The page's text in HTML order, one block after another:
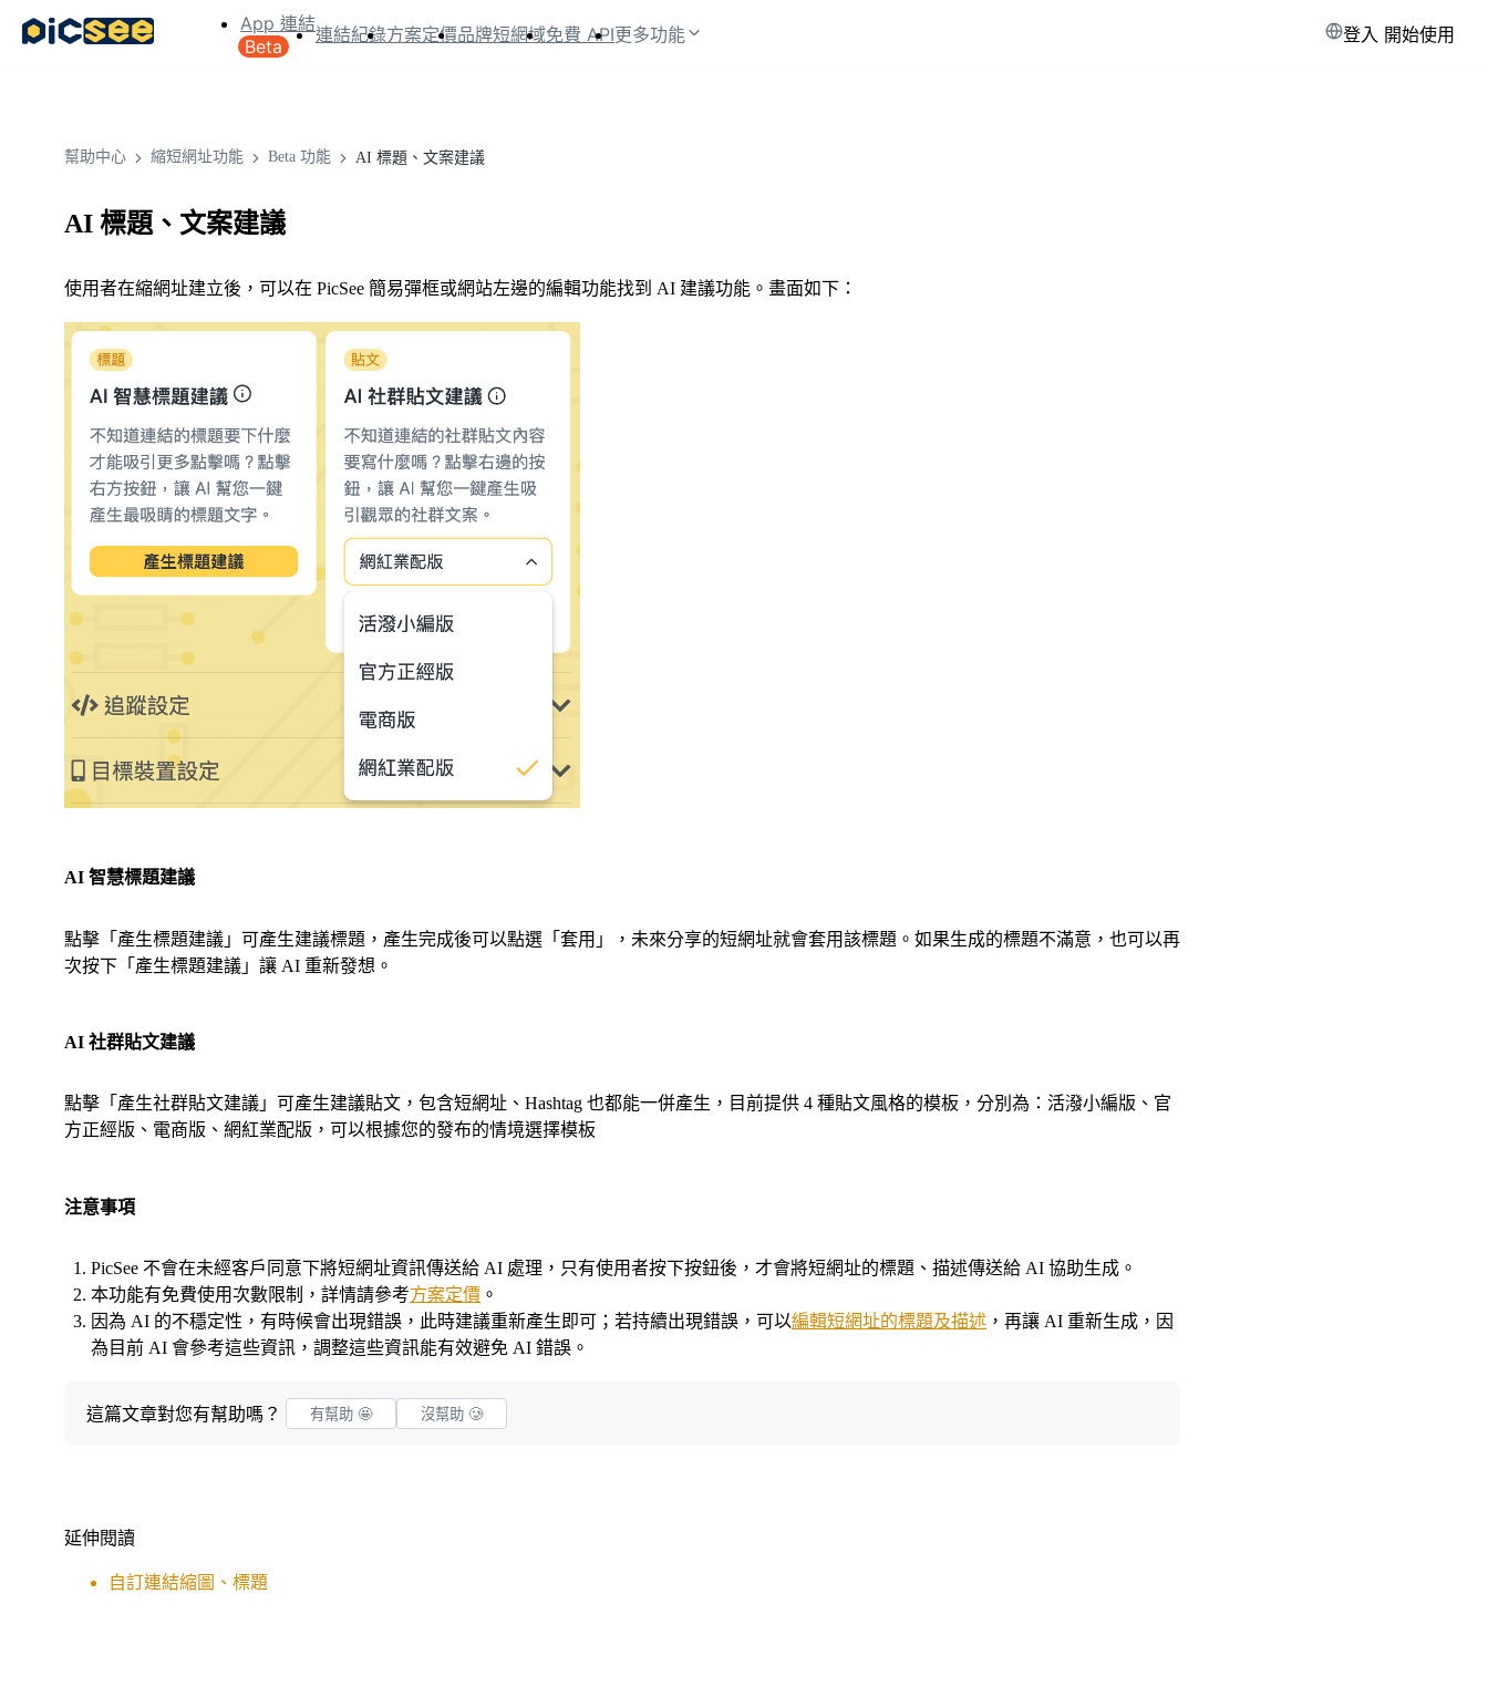
App 連結
Beta
連結紀錄方案定價品牌短網域免費 API更多功能 登入 開始使用
幫助中心 縮短網址功能 Beta 功能 AI 標題、文案建議
AI 標題、文案建議
使用者在縮網址建立後，可以在 PicSee 簡易彈框或網站左邊的編輯功能找到 AI 建議功能。畫面如下：
AI 智慧標題建議
點擊「產生標題建議」可產生建議標題，產生完成後可以點選「套用」，未來分享的短網址就會套用該標題。如果生成的標題不滿意，也可以再
次按下「產生標題建議」讓 AI 重新發想。
AI 社群貼文建議
點擊「產生社群貼文建議」可產生建議貼文，包含短網址、Hashtag 也都能一併產生，目前提供 4 種貼文風格的模板，分別為：活潑小編版、官
方正經版、電商版、網紅業配版，可以根據您的發布的情境選擇模板
注意事項
PicSee 不會在未經客戶同意下將短網址資訊傳送給 AI 處理，只有使用者按下按鈕後，才會將短網址的標題、描述傳送給 AI 協助生成。
本功能有免費使用次數限制，詳情請參考方案定價 。
因為 AI 的不穩定性，有時候會出現錯誤，此時建議重新產生即可；若持續出現錯誤，可以編輯短網址的標題及描述 ，再讓 AI 重新生成，因
為目前 AI 會參考這些資訊，調整這些資訊能有效避免 AI 錯誤。
這篇文章對您有幫助嗎？ 有幫助 🤩 沒幫助 🥲
延伸閱讀
自訂連結縮圖、標題